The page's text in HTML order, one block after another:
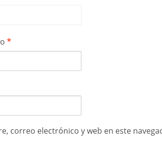
*
correo electrónico y web en este